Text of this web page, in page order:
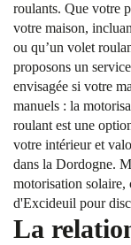
roulants. Que votre
votre maison,
ou qu’un volet
proposons un
envisagée si votre
manuels : la
roulant est une
votre intérieur et
dans la Dordogne.
motorisation solaire,
d'Excideuil pour
La